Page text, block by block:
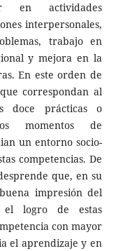
en actividades
interpersonales,
trabajo en
y mejora en la
En este orden de
correspondan al
doce prácticas o
momentos de
un entorno socio-
competencias. De
que, en su
impresión del
logro de estas
con mayor
el aprendizaje y en